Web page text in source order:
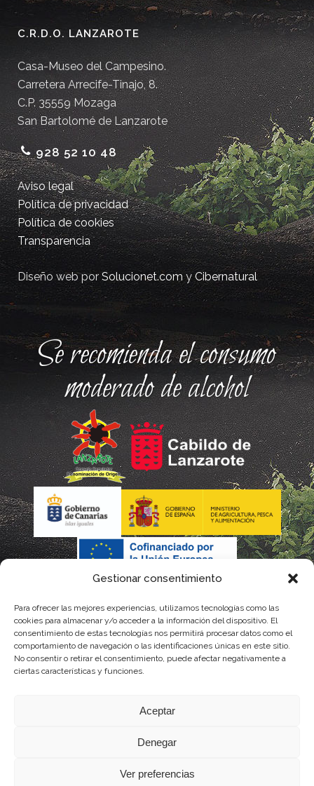
Gestionar consentimiento
Para ofrecer las mejores experiencias, utilizamos tecnologías como las
cookies para almacenar y/o acceder a la información del dispositivo. El
consentimiento de estas tecnologías nos permitirá procesar datos como el
comportamiento de navegación o las identificaciones únicas en este sitio.
No consentir o retirar el consentimiento, puede afectar negativamente a
ciertas características y funciones.
Aceptar
Denegar
Ver preferencias
C.R.D.O. LANZAROTE
Casa-Museo del Campesino.
Carretera Arrecife-Tinajo, 8.
C.P. 35559 Mozaga
San Bartolomé de Lanzarote
928 52 10 48
Aviso legal
Política de privacidad
Política de cookies
Transparencia
Diseño web porSolucionet.comyCibernatural
Se recomienda el consumo
moderado de alcohol
La gestión de la DOP Lanzarote realizada por este Consejo
Regulador es financiada, parcialmente, por el Gobierno de
Canarias
Instituto Canario de Calidad Agroalimentaria